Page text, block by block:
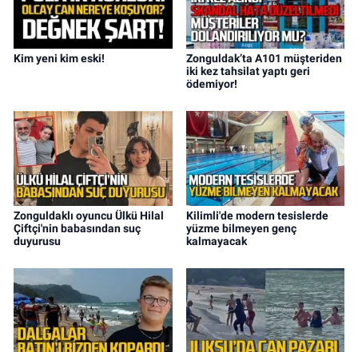
Kim yeni kim eski!
Zonguldak’ta A101 müşteriden
iki kez tahsilat yaptı geri
ödemiyor!
Zonguldaklı oyuncu Ülkü Hilal
Çiftçi'nin babasından suç
duyurusu
Kilimli'de modern tesislerde
yüzme bilmeyen genç
kalmayacak